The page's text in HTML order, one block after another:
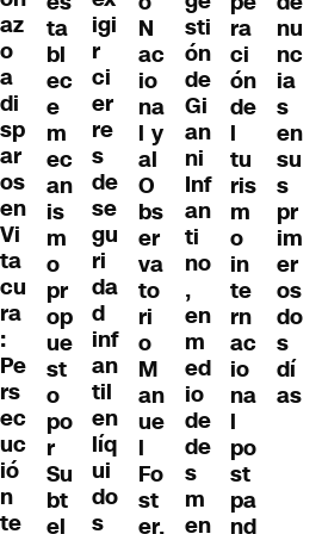
az
o
a
di
sp
ar
os
en
Vi
ta
cu
ra
:
Pe
rs
ec
uc
ió
n
te
ta
bl
ec
e
m
ec
an
is
m
o
pr
op
ue
st
o
po
r
Su
bt
el
igi
r
ci
er
re
s
de
se
gu
ri
da
d
inf
an
til
en
líq
ui
do
s
N
ac
io
na
l y
al
O
bs
er
va
to
ri
o
M
an
ue
l
Fo
st
er,
sti
ón
de
Gi
an
ni
Inf
an
ti
no
,
en
m
ed
io
de
de
s
m
en
ra
ci
ón
de
l
tu
ris
m
o
in
te
rn
ac
io
na
l
po
st
pa
nd
nu
nc
ia
s
en
su
s
pr
im
er
os
do
s
dí
as